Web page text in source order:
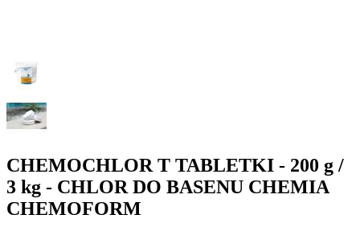
CHEMOCHLOR T TABLETKI - 200 g /
3 kg - CHLOR DO BASENU CHEMIA
CHEMOFORM